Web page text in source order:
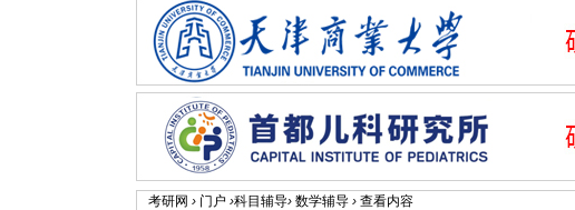
考研网 › 门户 ›科目辅导› 数学辅导 › 查看内容